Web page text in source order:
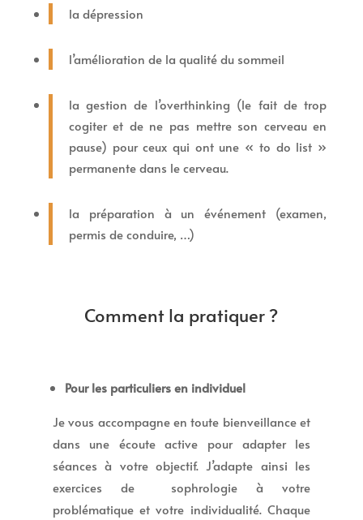
la dépression
l’amélioration de la qualité du sommeil
la gestion de l’overthinking (le fait de trop
cogiter et de ne pas mettre son cerveau en
pause) pour ceux qui ont une « to do list »
permanente dans le cerveau.
la préparation à un événement (examen,
permis de conduire, …)
Comment la pratiquer ?
Pour les particuliers en individuel
Je vous accompagne en toute bienveillance et
dans une écoute active pour adapter les
séances à votre objectif. J’adapte ainsi les
exercices de sophrologie à votre
problématique et votre individualité. Chaque